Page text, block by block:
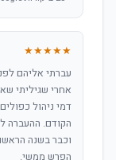
★★★★★
עברתי אליהם
אחרי שגיליתי
דמי ניהול
הקודם. ההעברה
וכבר בשנה
הפרש ממשי.